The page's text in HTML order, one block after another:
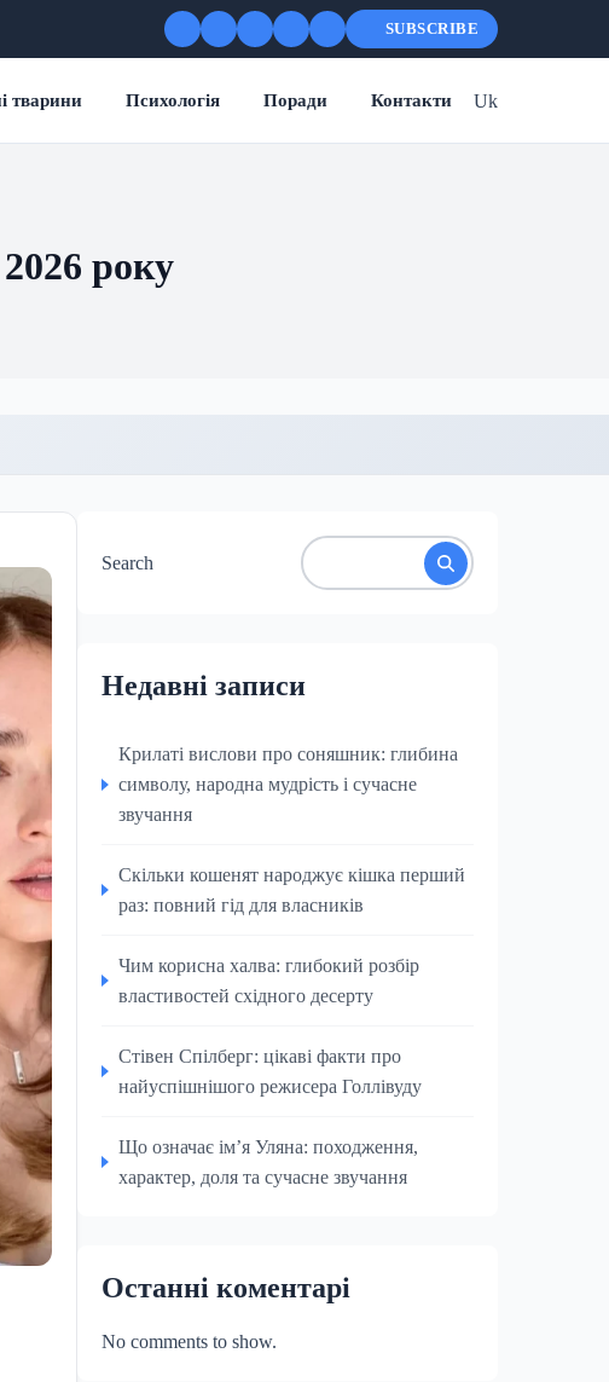
SUBSCRIBE
тварини Психологія Поради Контакти Uk
року
Search
Недавні записи
Крилаті вислови про соняшник: глибина
символу, народна мудрість і сучасне
звучання
Скільки кошенят народжує кішка перший
раз: повний гід для власників
Чим корисна халва: глибокий розбір
властивостей східного десерту
Стівен Спілберг: цікаві факти про
найуспішнішого режисера Голлівуду
Що означає ім’я Уляна: походження,
характер, доля та сучасне звучання
Останні коментарі
No comments to show.